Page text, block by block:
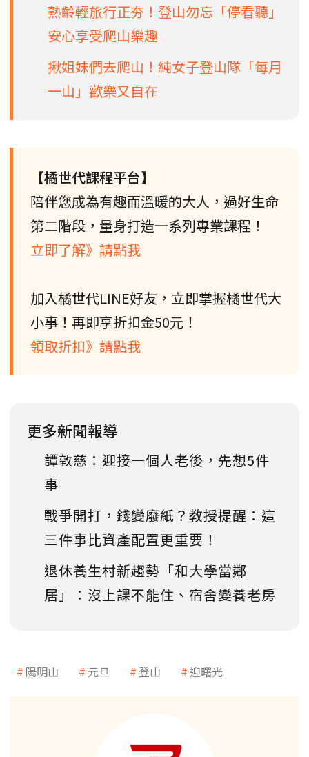
熟齡輕旅行正夯！登山勿忘「停看聽」
安心享受爬山樂趣
揪姐妹們去爬山！純女子登山隊「每月
一山」歡樂又自在
【橘世代課程平台】
陪伴您成為有趣而溫暖的大人，過好生命
第二階段，量身打造一系列專業課程！
立即了解》請點我
加入橘世代LINE好友，立即掌握橘世代大
小事！再即享折扣金50元！
領取折扣》請點我
更多新聞報導
譚敦慈：迎接一個人老後，先想5件
事
戰爭開打，錢變廢紙？教授提醒：這
三件事比資產配置更重要！
退休養生村新趨勢「和大學當鄰
居」：沒上課不能住、宿舍變養老房
陽明山 元旦 登山 迎曙光